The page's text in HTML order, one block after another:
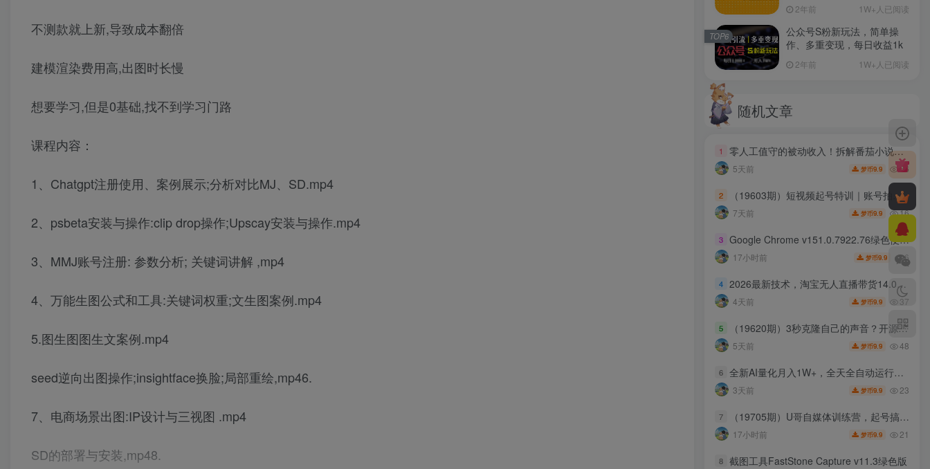
不测款就上新,导致成本翻倍
建模渲染费用高,出图时长慢
想要学习,但是0基础,找不到学习门路
课程内容：
1、Chatgpt注册使用、案例展示;分析对比MJ、SD.mp4
2、psbeta安装与操作:clip drop操作;Upscay安装与操作.mp4
3、MMJ账号注册: 参数分析; 关键词讲解 ,mp4
4、万能生图公式和工具:关键词权重;文生图案例.mp4
5.图生图图生文案例.mp4
seed逆向出图操作;insightface换脸;局部重绘,mp46.
7、电商场景出图:IP设计与三视图 .mp4
SD的部署与安装,mp48.
2年前 1W+人已阅读
公众号S粉新玩法，简单操
作、多重变现，每日收益1k
2年前 1W+人已阅读
TOP6
随机文章
1 零人工值守的被动收入！拆解番茄小说达人挂G底层賺钱逻辑，日入1000+，全程傻瓜式落地【揭秘】
5天前 梦币9.9 66
2 （19603期）短视频起号特训｜账号拍摄选题剪辑投流全教学，餐饮二手车医疗多行业爆款账号拆解实操课
7天前 梦币9.9 16
3 Google Chrome v151.0.7922.76绿色便携版
17小时前 梦币9.9 6
4 2026最新技术，淘宝无人直播带货14.0，不封号，不违规，公+私玩法，操作简单，日入10张【揭秘】
4天前 梦币9.9 37
5 （19620期）3秒克隆自己的声音？开源爆火的 Voicebox 声音开源工具，实测体验超好，零部署小白也能直接用
5天前 梦币9.9 48
6 全新AI量化月入1W+，全天全自动运行，不用盯不用操作，懒人专属副业！
3天前 梦币9.9 23
7 （19705期）U哥自媒体训练营，起号搞流量，做爆款，培养做自媒体能力
17小时前 梦币9.9 21
8 截图工具FastStone Capture v11.3绿色版